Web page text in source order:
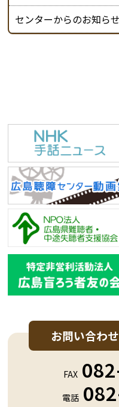
センターからのお知らせ
お問い合わせ
FAX
電話